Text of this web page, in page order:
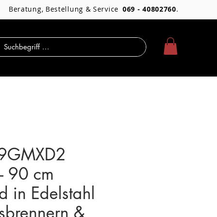
Beratung, Bestellung & Service 069 - 40802760.
90 cm
in Edelstahl
&